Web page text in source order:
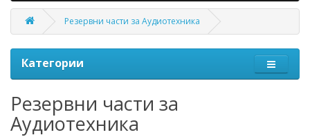
Резервни части за Аудиотехника
Категории
Резервни части за
Аудиотехника